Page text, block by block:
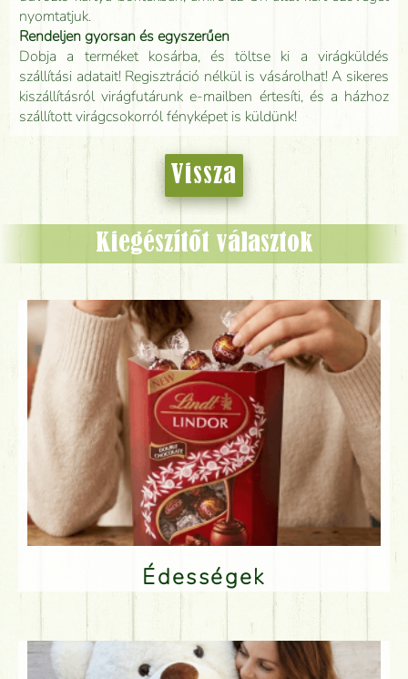
nyomtatjuk.
Rendeljen gyorsan és egyszerűen
Dobja a terméket kosárba, és töltse ki a virágküldés
szállítási adatait! Regisztráció nélkül is vásárolhat! A sikeres
kiszállításról virágfutárunk e-mailben értesíti, és a házhoz
szállított virágcsokorról fényképet is küldünk!
Vissza
Kiegészítőt választok
Édességek